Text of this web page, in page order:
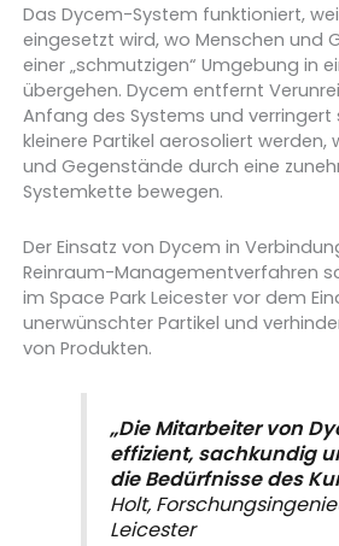
Das Dycem-System funktioniert,
eingesetzt wird, wo Menschen und
einer „schmutzigen“ Umgebung in
übergehen. Dycem entfernt
Anfang des Systems und verringert
kleinere Partikel aerosoliert werden,
und Gegenstände durch eine
Systemkette bewegen.
Der Einsatz von Dycem in
Reinraum-Managementverfahren
im Space Park Leicester vor dem
unerwünschter Partikel und
von Produkten.
„Die Mitarbeiter von
effizient, sachkundig
die Bedürfnisse des
Holt,
Leicester